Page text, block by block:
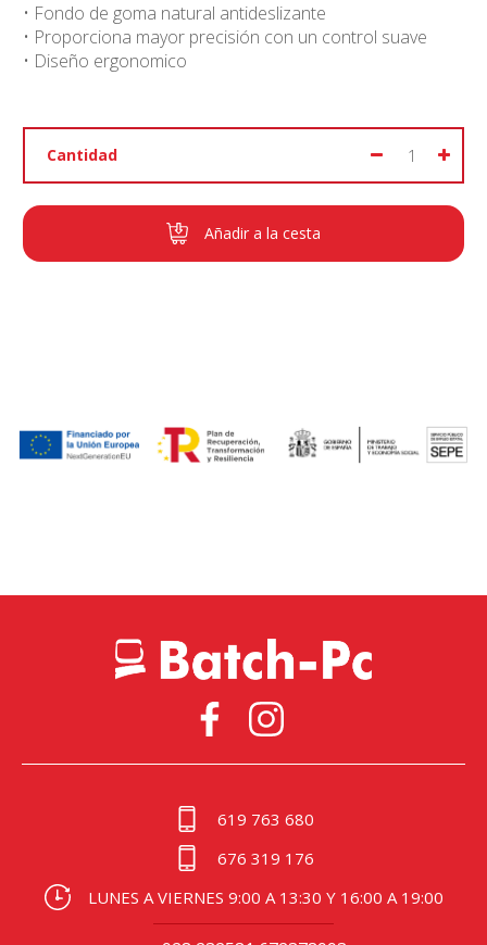
• Fondo de goma natural antideslizante
• Proporciona mayor precisión con un control suave
• Diseño ergonomico
Cantidad
Añadir a la cesta
619 763 680
676 319 176
LUNES A VIERNES 9:00 A 13:30 Y 16:00 A 19:00